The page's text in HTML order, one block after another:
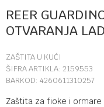
REER
OTVARANJA
ZAŠTITA U KUĆI
ŠIFRA ARTIKLA: 2159553
BARKOD: 4260611310257
Zaštita za fioke i